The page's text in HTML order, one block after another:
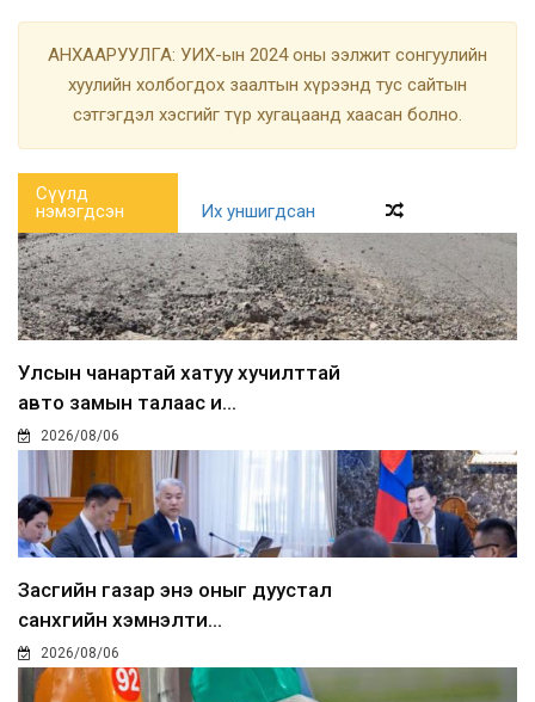
АНХААРУУЛГА: УИХ-ын 2024 оны ээлжит сонгуулийн
хуулийн холбогдох заалтын хүрээнд тус сайтын
сэтгэгдэл хэсгийг түр хугацаанд хаасан болно.
Сүүлд
нэмэгдсэн
Их уншигдсан
Улсын чанартай хатуу хучилттай
авто замын талаас и...
2026/08/06
Засгийн газар энэ оныг дуустал
санхүүгийн хэмнэлти...
2026/08/06